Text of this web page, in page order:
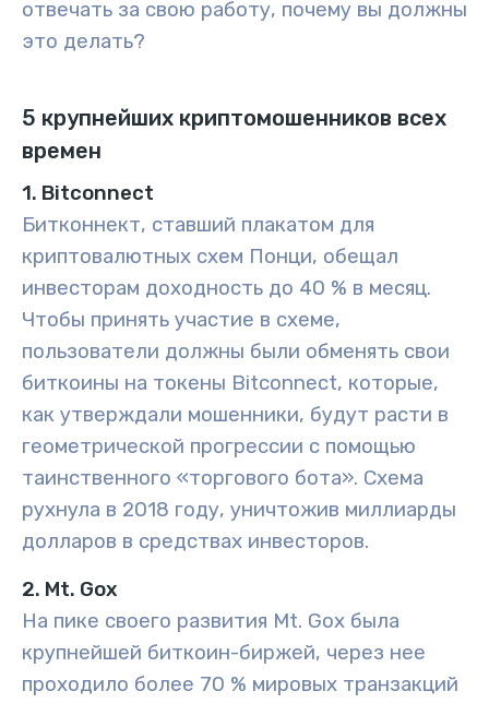
отвечать за свою работу, почему вы должны
это делать?
5 крупнейших криптомошенников всех
времен
1. Bitconnect
Битконнект, ставший плакатом для
криптовалютных схем Понци, обещал
инвесторам доходность до 40 % в месяц.
Чтобы принять участие в схеме,
пользователи должны были обменять свои
биткоины на токены Bitconnect, которые,
как утверждали мошенники, будут расти в
геометрической прогрессии с помощью
таинственного «торгового бота». Схема
рухнула в 2018 году, уничтожив миллиарды
долларов в средствах инвесторов.
2. Mt. Gox
На пике своего развития Mt. Gox была
крупнейшей биткоин-биржей, через нее
проходило более 70 % мировых транзакций